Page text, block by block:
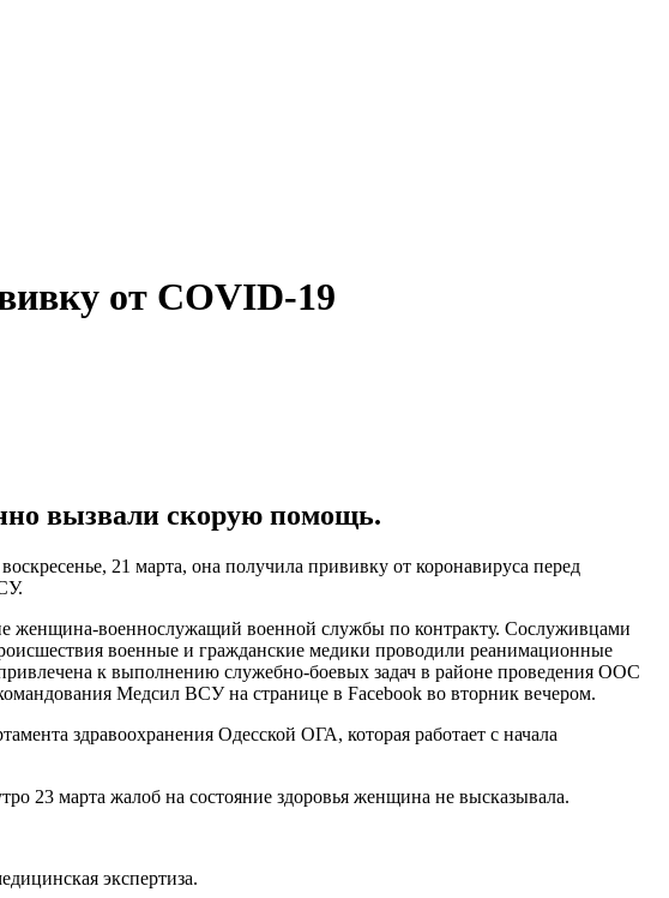
от COVID-19
вызвали скорую помощь.
21 марта, она получила прививку от коронавируса перед
женщина-военнослужащий военной службы по контракту. Сослуживцами
военные и гражданские медики проводили реанимационные
к выполнению служебно-боевых задач в районе проведения ООС
Медсил ВСУ на странице в Facebook во вторник вечером.
здравоохранения Одесской ОГА, которая работает с начала
23 марта жалоб на состояние здоровья женщина не высказывала.
экспертиза.